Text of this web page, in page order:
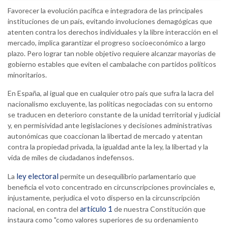
Favorecer la evolución pacífica e integradora de las principales
instituciones de un país, evitando involuciones demagógicas que
atenten contra los derechos individuales y la libre interacción en el
mercado, implica garantizar el progreso socioeconómico a largo
plazo. Pero lograr tan noble objetivo requiere alcanzar mayorías de
gobierno estables que eviten el cambalache con partidos políticos
minoritarios.
En España, al igual que en cualquier otro país que sufra la lacra del
nacionalismo excluyente, las políticas negociadas con su entorno
se traducen en deterioro constante de la unidad territorial y judicial
y, en permisividad ante legislaciones y decisiones administrativas
autonómicas que coaccionan la libertad de mercado y atentan
contra la propiedad privada, la igualdad ante la ley, la libertad y la
vida de miles de ciudadanos indefensos.
La ley electoral permite un desequilibrio parlamentario que
beneficia el voto concentrado en circunscripciones provinciales e,
injustamente, perjudica el voto disperso en la circunscripción
nacional, en contra del artículo 1 de nuestra Constitución que
instaura como "como valores superiores de su ordenamiento